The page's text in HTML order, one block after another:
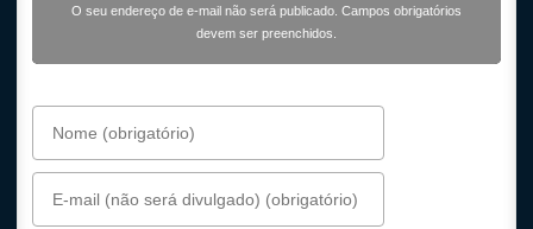
O seu endereço de e-mail não será publicado. Campos obrigatórios
devem ser preenchidos.